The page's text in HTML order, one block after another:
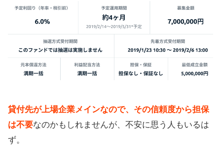
貸付先が上場企業メインなので、その信頼度から担保
は不要なのかもしれませんが、不安に思う人もいるは
ず。